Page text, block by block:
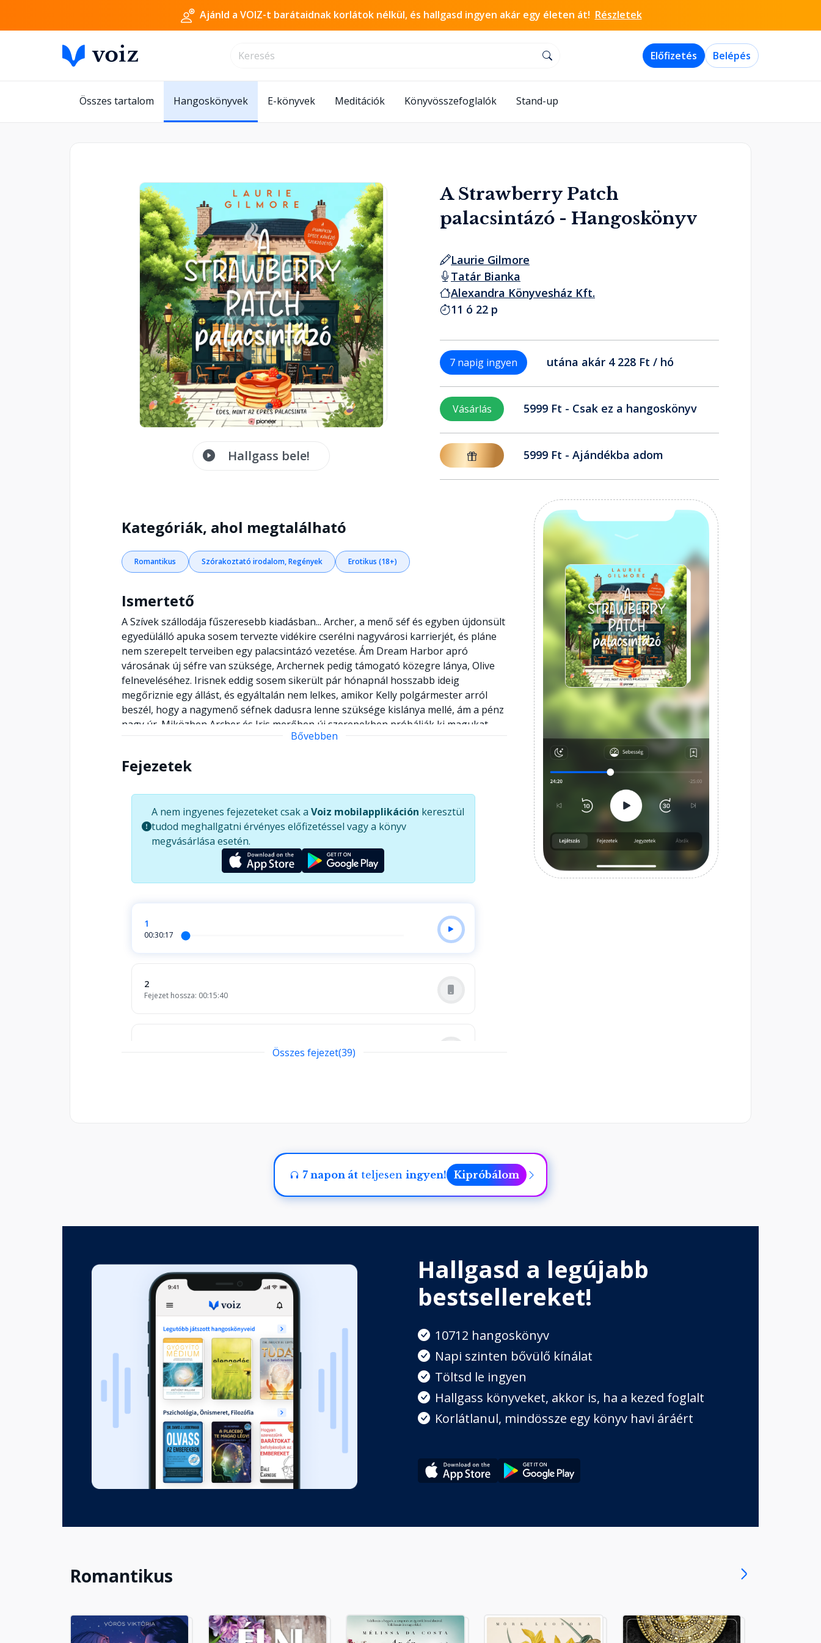
Ajánld a VOIZ-t barátaidnak korlátok nélkül, és hallgasd ingyen akár egy életen át! Részletek
Előfizetés Belépés
Összes tartalom Hangoskönyvek E-könyvek Meditációk Könyvösszefoglalók Stand-up
Hallgass bele!
A Strawberry Patch
palacsintázó - Hangoskönyv
Laurie Gilmore
Tatár Bianka
Alexandra Könyvesház Kft.
11 ó 22 p
7 napig ingyen utána akár 4 228 Ft / hó
Vásárlás 5999 Ft - Csak ez a hangoskönyv
5999 Ft - Ajándékba adom
Kategóriák, ahol megtalálható
Romantikus Szórakoztató irodalom, Regények Erotikus (18+)
Ismertető
A Szívek szállodája fűszeresebb kiadásban... Archer, a menő séf és egyben újdonsült
egyedülálló apuka sosem tervezte vidékire cserélni nagyvárosi karrierjét, és pláne
nem szerepelt terveiben egy palacsintázó vezetése. Ám Dream Harbor apró
városának új séfre van szüksége, Archernek pedig támogató közegre lánya, Olive
felneveléséhez. Irisnek eddig sosem sikerült pár hónapnál hosszabb ideig
megőriznie egy állást, és egyáltalán nem lelkes, amikor Kelly polgármester arról
beszél, hogy a nagymenő séfnek dadusra lenne szüksége kislánya mellé, ám a pénz
nagy úr. Miközben Archer és Iris merőben új szerepekben próbálják ki magukat,
úgy tűnik, sokkal több közös van bennük, mint gondolták volna. Vagy lehetséges,
Spice kávézó szerzőjének új regénye bájos, humoros és édes olvasmány, épp olyan,
Bővebben
Fejezetek
A nem ingyenes fejezeteket csak a Voiz mobilapplikáción keresztül
tudod meghallgatni érvényes előfizetéssel vagy a könyv
megvásárlása esetén.
1
00:30:17
2
Fejezet hossza: 00:15:40
6
Fejezet hossza: 00:14:23
8
Fejezet hossza: 00:11:43
Fejezet hossza: 00:13:08
Fejezet hossza: 00:10:49
11
Összes fejezet(39)
7 napon át teljesen ingyen! Kipróbálom
Hallgasd a legújabb
bestsellereket!
10712 hangoskönyv
Napi szinten bővülő kínálat
Töltsd le ingyen
Hallgass könyveket, akkor is, ha a kezed foglalt
Korlátlanul, mindössze egy könyv havi áráért
Romantikus